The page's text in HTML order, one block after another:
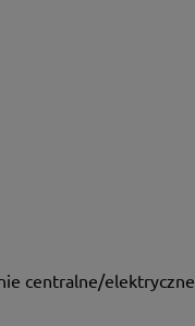
centralne/elektryczne